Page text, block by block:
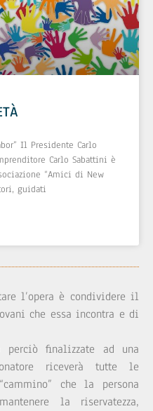
Il Presidente Carlo
Carlo Sabattini è
“Amici di New
guidati
l’opera è condividere il
che essa incontra e di
perciò finalizzate ad una
riceverà tutte le
che la persona
la riservatezza,